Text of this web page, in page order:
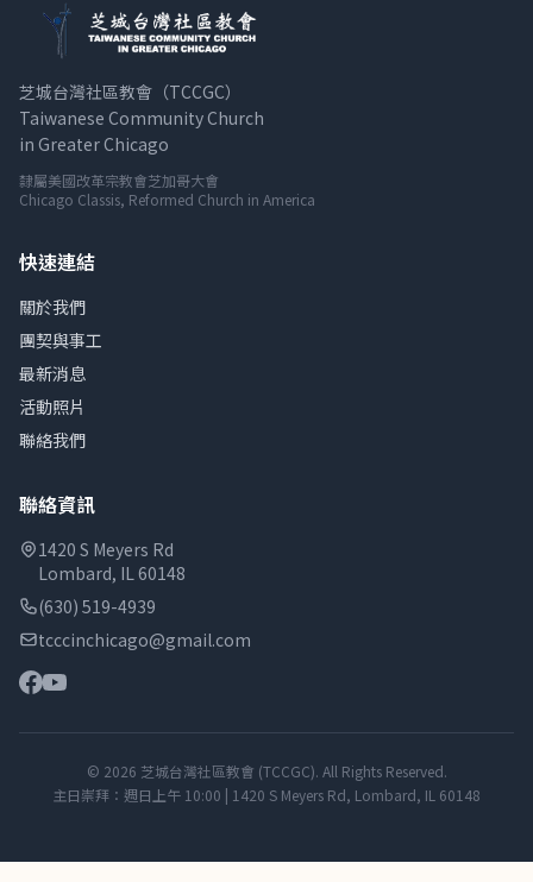
芝城台灣社區教會（TCCGC）
Taiwanese Community Church
in Greater Chicago
隸屬美國改革宗教會芝加哥大會
Chicago Classis, Reformed Church in America
快速連結
關於我們
團契與事工
最新消息
活動照片
聯絡我們
聯絡資訊
1420 S Meyers Rd
Lombard, IL 60148
(630) 519-4939
tcccinchicago@gmail.com
© 2026 芝城台灣社區教會 (TCCGC). All Rights Reserved.
主日崇拜：週日上午 10:00 | 1420 S Meyers Rd, Lombard, IL 60148